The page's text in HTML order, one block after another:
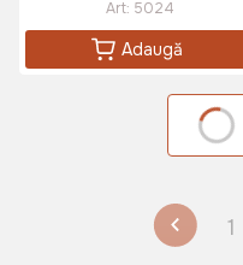
Art: 5024
Adaugă
1